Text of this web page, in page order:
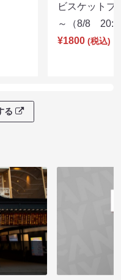
ビスケットブ
～（8/8
¥1800 (税込)
る